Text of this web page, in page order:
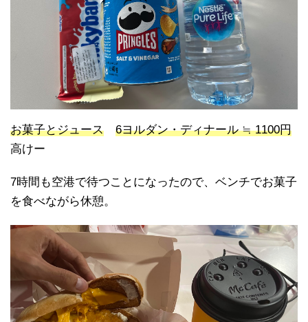
お菓子とジュース
6ヨルダン・ディナール ≒ 1100円
高けー
7時間も空港で待つことになったので、ベンチでお菓子
を食べながら休憩。